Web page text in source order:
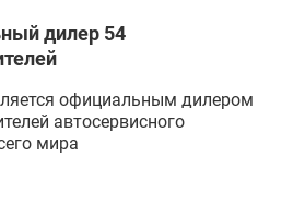
дилер 54
официальным дилером
автосервисного
мира